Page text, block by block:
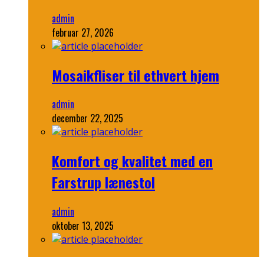
admin
februar 27, 2026
Mosaikfliser til ethvert hjem
admin
december 22, 2025
Komfort og kvalitet med en
Farstrup lænestol
admin
oktober 13, 2025